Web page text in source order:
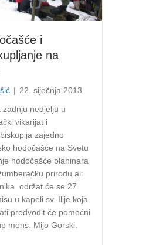
i
na
| 22. siječnja 2013.
nedjelju u
vikarijat i
zajedno
hodočašće na Svetu
hodočašće planinara
prirodu ali
održat će se 27.
u kapeli sv. Ilije koja
predvodit će pomoćni
mons. Mijo Gorski.